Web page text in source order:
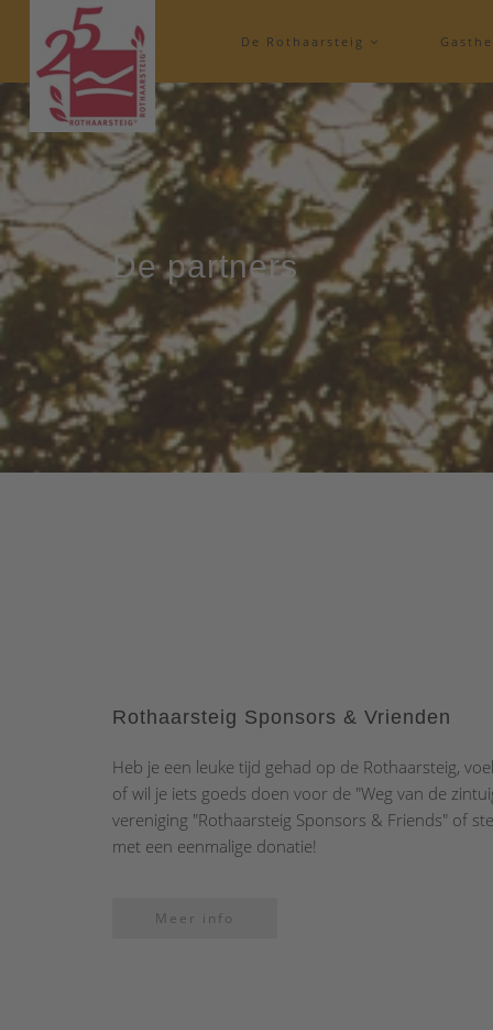
De Rothaarsteig
De partners
Rothaarsteig Sponsors & Vrienden
Heb je een leuke tijd gehad op de Rothaarsteig,
of wil je iets goeds doen voor de "Weg van de
vereniging "Rothaarsteig Sponsors & Friends" of
met een eenmalige donatie!
Meer info